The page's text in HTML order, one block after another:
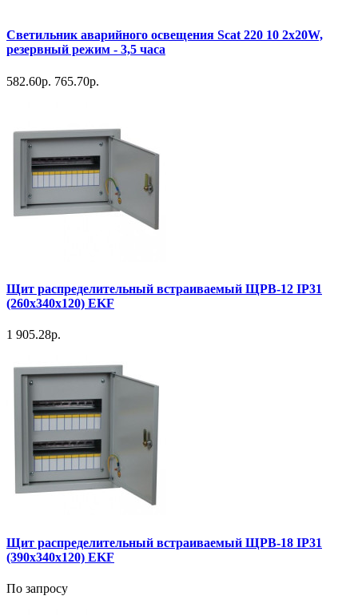
Светильник аварийного освещения Scat 220 10 2х20W,
резервный режим - 3,5 часа
582.60р. 765.70р.
Щит распределительный встраиваемый ЩРВ-12 IP31
(260х340х120) EKF
1 905.28р.
Щит распределительный встраиваемый ЩРВ-18 IP31
(390х340х120) EKF
По запросу